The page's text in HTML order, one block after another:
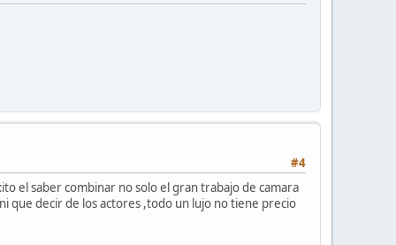
#4
el saber combinar no solo el gran trabajo de camara
que decir de los actores ,todo un lujo no tiene precio